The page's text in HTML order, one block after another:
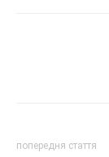
попередня стаття